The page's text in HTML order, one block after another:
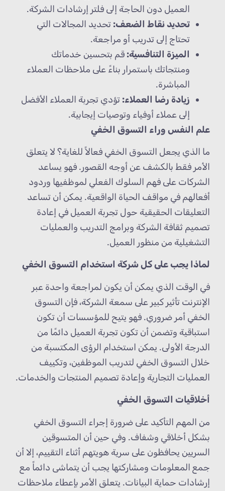
العميل دون الحاجة إلى فلتر إرشادات الشركة.
تحديد نقاط الضعف: تحديد المجالات التي
تحتاج إلى تدريب أو مراجعة.
الميزة التنافسية: قم بتحسين خدماتك
ومنتجاتك باستمرار بناءً على ملاحظات العملاء
المباشرة.
زيادة رضا العملاء: تؤدي تجربة العملاء الأفضل
إلى عملاء أوفياء وتوصيات إيجابية.
علم النفس وراء التسوق الخفي
ما الذي يجعل التسوق الخفي فعالاً للغاية؟ لا يتعلق
الأمر فقط بالكشف عن أوجه القصور. فهو يساعد
الشركات على فهم السلوك الفعلي لموظفيها وردود
أفعالهم في مواقف الحياة الواقعية. يمكن أن تساعد
التعليقات الحقيقية حول تجربة العميل في إعادة
تصميم ثقافة الشركة وبرامج التدريب والعمليات
التشغيلية من منظور العميل.
لماذا يجب على كل شركة استخدام التسوق الخفي
في الوقت الذي يمكن أن يكون لمراجعة واحدة عبر
الإنترنت تأثير كبير على سمعة الشركة، فإن التسوق
الخفي أمر ضروري. فهو يتيح للمؤسسات أن تكون
استباقية وتضمن أن تكون تجربة العميل دائمًا من
الدرجة الأولى. يمكن استخدام الرؤى المكتسبة من
خلال التسوق الخفي لتدريب الموظفين، وتكييف
العمليات التجارية وإعادة تصميم المنتجات والخدمات.
أخلاقيات التسوق الخفي
من المهم التأكيد على ضرورة إجراء التسوق الخفي
بشكل أخلاقي وشفاف. وفي حين أن المتسوقين
السريين يحافظون على سرية هويتهم أثناء التقييم، إلا أن
جمع المعلومات ومشاركتها يجب أن يتماشى دائماً مع
إرشادات حماية البيانات. يتعلق الأمر بإعطاء ملاحظات